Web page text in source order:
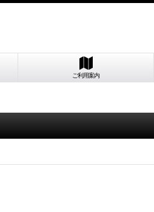
ご利用案内